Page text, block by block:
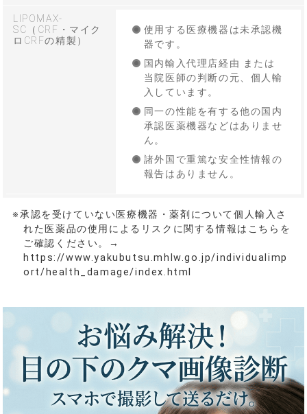
LIPOMAX-
SC（CRF・マイク
ロCRFの精製）
使用する医療機器は未承認機
器です。
国内輸入代理店経由 または
当院医師の判断の元、個人輸
入しています。
同一の性能を有する他の国内
承認医薬機器などはありませ
ん。
諸外国で重篤な安全性情報の
報告はありません。
※承認を受けていない医療機器・薬剤について個人輸入さ
れた医薬品の使用によるリスクに関する情報はこちらを
ご確認ください。→
https://www.yakubutsu.mhlw.go.jp/individualimp
ort/health_damage/index.html